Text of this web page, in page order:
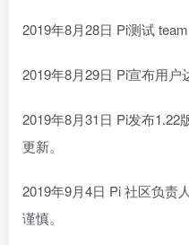
2019年8月28日 Pi测试
2019年8月29日 Pi宣布用户
2019年8月31日 Pi发布1.22
更新。
2019年9月4日 Pi 社区负责
谨慎。